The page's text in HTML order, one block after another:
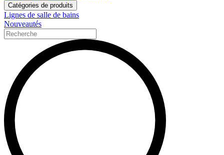
Catégories de produits
Lignes de salle de bains
Nouveautés